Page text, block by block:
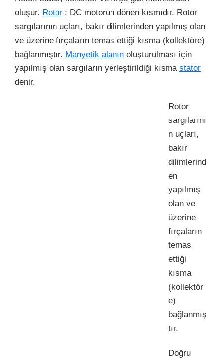
oluşur. Rotor ; DC motorun dönen kısmıdır. Rotor
sargılarının uçları, bakır dilimlerinden yapılmış olan
ve üzerine fırçaların temas ettiği kısma (kollektöre)
bağlanmıştır. Manyetik alanın oluşturulması için
yapılmış olan sargıların yerleştirildiği kısma stator
denir.
Rotor
sargılarını
n uçları,
bakır
dilimlerind
en
yapılmış
olan ve
üzerine
fırçaların
temas
ettiği
kısma
(kollektör
e)
bağlanmış
tır.
Doğru